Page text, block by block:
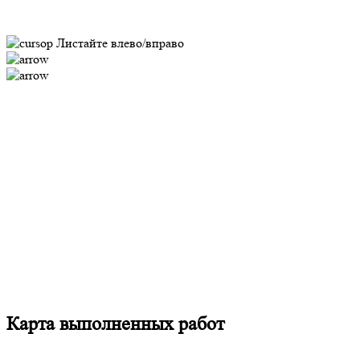
Листайте влево/вправо
Карта выполненных работ